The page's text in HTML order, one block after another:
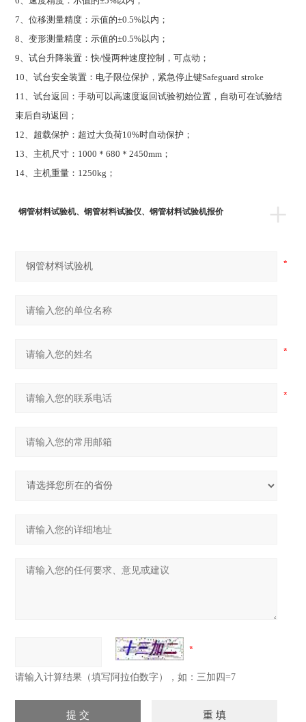
7、位移测量精度：示值的±0.5%以内；
8、变形测量精度：示值的±0.5%以内；
9、试台升降装置：快/慢两种速度控制，可点动；
10、试台安全装置：电子限位保护，紧急停止键Safeguard stroke
11、试台返回：手动可以高速度返回试验初始位置，自动可在试验结
束后自动返回；
12、超载保护：超过大负荷10%时自动保护；
13、主机尺寸：1000＊680＊2450mm；
14、主机重量：1250kg；
+
钢管材料试验机、钢管材料试验仪、钢管材料试验机报价
请输入计算结果（填写阿拉伯数字），如：三加四=7